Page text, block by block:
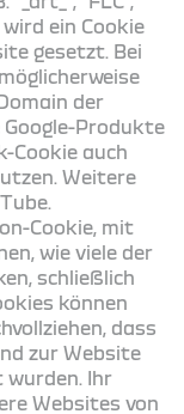
ein Cookie
gesetzt. Bei
der
Produkte
Cookie auch
Weitere
Cookie, mit
wie viele der
schließlich
können
dass
zur Website
wurden. Ihr
Websites von